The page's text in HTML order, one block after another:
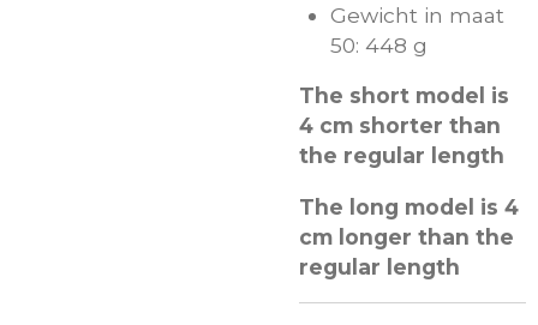
Gewicht in maat
50: 448 g
The short model is
4 cm shorter than
the regular length
The long model is 4
cm longer than the
regular length